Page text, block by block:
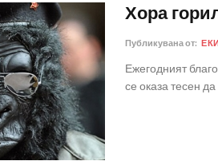
Хора
Публикувана от:
Ежегодният
се оказа тесен